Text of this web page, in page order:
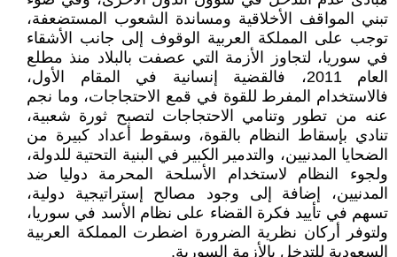
تبني المواقف الأخلاقية ومساندة الشعوب المستضعفة،
توجب على المملكة العربية الوقوف إلى جانب الأشقاء
في سوريا، لتجاوز الأزمة التي عصفت بالبلاد منذ مطلع
العام 2011، فالقضية إنسانية في المقام الأول،
فالاستخدام المفرط للقوة في قمع الاحتجاجات، وما نجم
عنه من تطور وتنامي الاحتجاجات لتصبح ثورة شعبية،
تنادي بإسقاط النظام بالقوة، وسقوط أعداد كبيرة من
الضحايا المدنيين، والتدمير الكبير في البنية التحتية للدولة،
ولجوء النظام لاستخدام الأسلحة المحرمة دوليا ضد
المدنيين، إضافة إلى وجود مصالح إستراتيجية دولية،
تسهم في تأييد فكرة القضاء على نظام الأسد في سوريا،
ولتوفر أركان نظرية الضرورة اضطرت المملكة العربية
السعودية للتدخل بالأزمة السورية.